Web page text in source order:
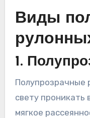
Виды
1.
Полупрозрачные
свету проникать
мягкое